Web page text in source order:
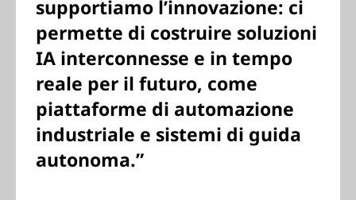
supportiamo l’innovazione: ci
permette di costruire soluzioni
IA interconnesse e in tempo
reale per il futuro, come
piattaforme di automazione
industriale e sistemi di guida
autonoma.”